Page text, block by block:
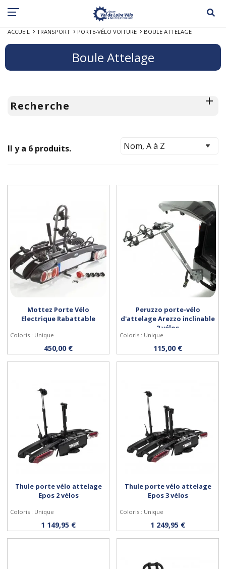
ACCUEIL TRANSPORT PORTE-VÉLO VOITURE BOULE ATTELAGE
Boule Attelage
Recherche
Il y a 6 produits.
Acheter
Mottez Porte Vélo
Electrique Rabattable
Coloris : Unique
450,00 € Acheter
Peruzzo porte-vélo
d'attelage Arezzo inclinable
2 vélos
Coloris : Unique
115,00 €
Acheter
Thule porte vélo attelage
Epos 2 vélos
Coloris : Unique
1 149,95 € Acheter
Thule porte vélo attelage
Epos 3 vélos
Coloris : Unique
1 249,95 €